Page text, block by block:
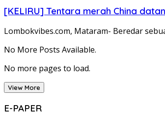
[KELIRU] Tentara merah China
Lombokvibes.com, Mataram- Beredar
No More Posts Available.
No more pages to load.
View More
E-PAPER